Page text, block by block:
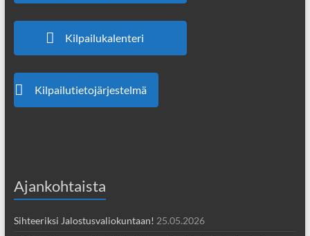
Kilpailukalenteri
Kilpailutietojärjestelmä
Ajankohtaista
Sihteeriksi Jalostusvaliokuntaan! 25.05.2026